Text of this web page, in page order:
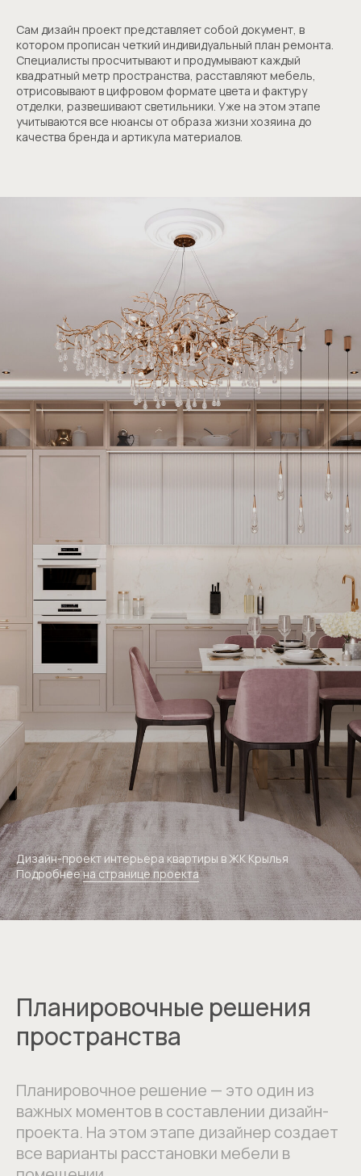
Сам дизайн проект представляет собой документ, в
котором прописан четкий индивидуальный план ремонта.
Специалисты просчитывают и продумывают каждый
квадратный метр пространства, расставляют мебель,
отрисовывают в цифровом формате цвета и фактуру
отделки, развешивают светильники. Уже на этом этапе
учитываются все нюансы от образа жизни хозяина до
качества бренда и артикула материалов.
Дизайн-проект интерьера квартиры в ЖК Крылья
Подробнеена странице проекта
Планировочные решения
пространства
Планировочное решение — это один из
важных моментов в составлении дизайн-
проекта. На этом этапе дизайнер создает
все варианты расстановки мебели в